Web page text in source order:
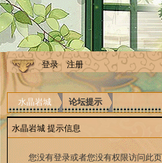
登录 注册
水晶岩城 论坛提示
水晶岩城 提示信息
您没有登录或者您没有权限访问此